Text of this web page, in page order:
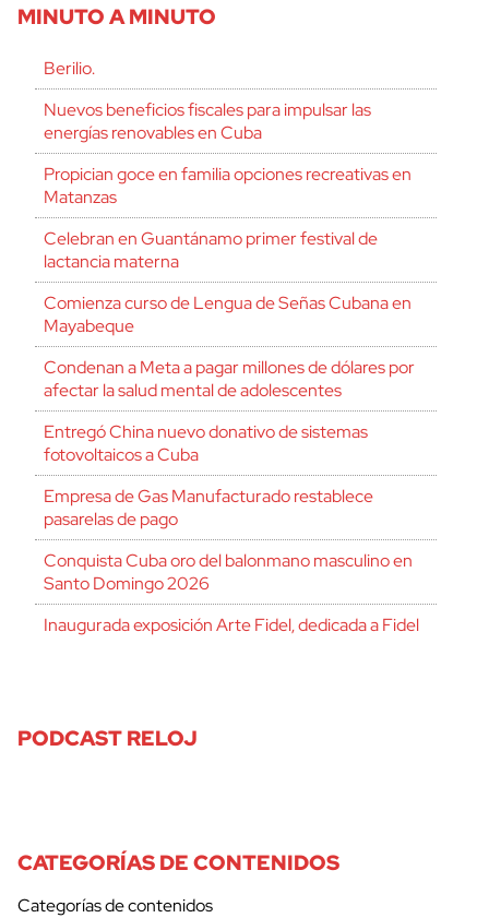
MINUTO A MINUTO
Berilio.
Nuevos beneficios fiscales para impulsar las
energías renovables en Cuba
Propician goce en familia opciones recreativas en
Matanzas
Celebran en Guantánamo primer festival de
lactancia materna
Comienza curso de Lengua de Señas Cubana en
Mayabeque
Condenan a Meta a pagar millones de dólares por
afectar la salud mental de adolescentes
Entregó China nuevo donativo de sistemas
fotovoltaicos a Cuba
Empresa de Gas Manufacturado restablece
pasarelas de pago
Conquista Cuba oro del balonmano masculino en
Santo Domingo 2026
Inaugurada exposición Arte Fidel, dedicada a Fidel
PODCAST RELOJ
CATEGORÍAS DE CONTENIDOS
Categorías de contenidos